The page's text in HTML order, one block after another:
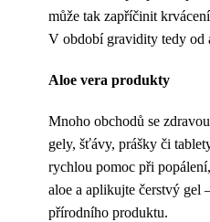
může tak zapříčinit
V období gravidity tedy od
Aloe vera produkty
Mnoho obchodů se
gely, šťávy, prášky či
rychlou pomoc při
aloe a aplikujte čerstvý gel
přírodního produktu.